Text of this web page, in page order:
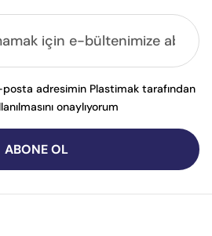
ABONE OL
posta adresimin Plastimak tarafından
onaylıyorum